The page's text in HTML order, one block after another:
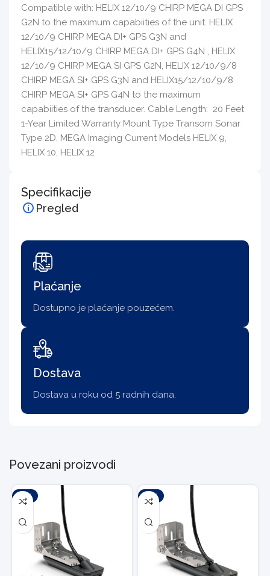
Compatible with: HELIX 12/10/9 CHIRP MEGA DI GPS
G2N to the maximum capabiities of the unit. HELIX
12/10/9 CHIRP MEGA DI+ GPS G3N and
HELIX15/12/10/9 CHIRP MEGA DI+ GPS G4N , HELIX
12/10/9 CHIRP MEGA SI GPS G2N, HELIX 12/10/9/8
CHIRP MEGA SI+ GPS G3N and HELIX15/12/10/9/8
CHIRP MEGA SI+ GPS G4N to the maximum
capabiities of the transducer. Cable Length: 20 Feet
1-Year Limited Warranty Mount Type Transom Sonar
Type 2D, MEGA Imaging Current Models HELIX 9,
HELIX 10, HELIX 12
Specifikacije
Pregled
Plaćanje
Dostupno je plaćanje pouzećem.
Dostava
Dostava u roku od 5 radnih dana.
Povezani proizvodi
-10% -10%